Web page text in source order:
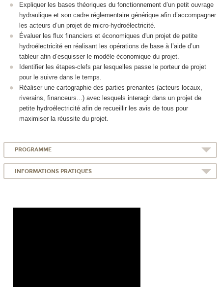
Expliquer les bases théoriques du fonctionnement d’un petit ouvrage
hydraulique et son cadre réglementaire générique afin d’accompagner
les acteurs d’un projet de micro-hydroélectricité.
Évaluer les flux financiers et économiques d'un projet de petite
hydroélectricité en réalisant les opérations de base à l’aide d’un
tableur afin d’esquisser le modèle économique du projet.
Identifier les étapes-clefs par lesquelles passe le porteur de projet
pour le suivre dans le temps.
Réaliser une cartographie des parties prenantes (acteurs locaux,
riverains, financeurs...) avec lesquels interagir dans un projet de
petite hydroélectricité afin de recueillir les avis de tous pour
maximiser la réussite du projet.
PROGRAMME
INFORMATIONS PRATIQUES